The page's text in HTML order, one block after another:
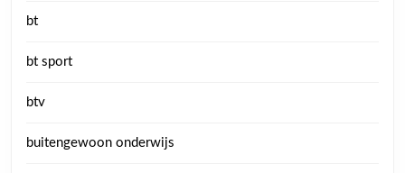
bt
bt sport
btv
buitengewoon onderwijs